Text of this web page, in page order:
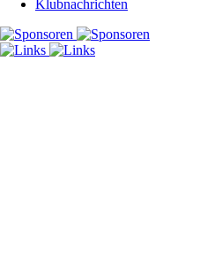
Klubnachrichten